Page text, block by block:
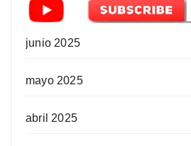
junio 2025
mayo 2025
abril 2025